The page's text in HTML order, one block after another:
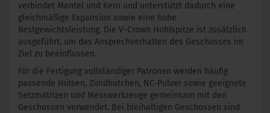
verbindet Mantel und Kern und unterstützt dadurch eine
gleichmäßige Expansion sowie eine hohe
Restgewichtsleistung. Die V-Crown Hohlspitze ist zusätzlich
ausgeführt, um das Ansprechverhalten des Geschosses im
Ziel zu beeinflussen.
Für die Fertigung vollständiger Patronen werden häufig
passende Hülsen, Zündhütchen, NC-Pulver sowie geeignete
Setzmatrizen und Messwerkzeuge gemeinsam mit den
Geschossen verwendet. Bei bleihaltigen Geschossen sind